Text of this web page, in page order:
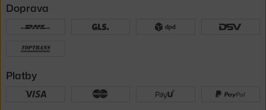
Doprava
Platby